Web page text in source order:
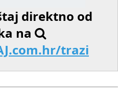
direktno od
na
trazi